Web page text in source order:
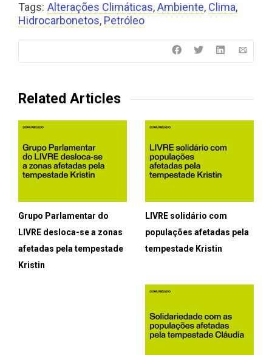
Tags: Alterações Climáticas,Ambiente, Clima,
Hidrocarbonetos, Petróleo
Related Articles
Grupo Parlamentar do
LIVRE desloca-se a zonas
afetadas pela tempestade
Kristin
LIVRE solidário com
populações afetadas pela
tempestade Kristin